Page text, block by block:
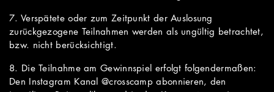
7. Verspätete oder zum Zeitpunkt der Auslosung
zurückgezogene Teilnahmen werden als ungültig betrachtet,
bzw. nicht berücksichtigt.
8. Die Teilnahme am Gewinnspiel erfolgt folgendermaßen:
Den Instagram Kanal @crosscamp abonnieren, den